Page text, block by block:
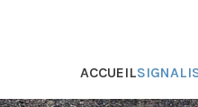
ACCUEIL